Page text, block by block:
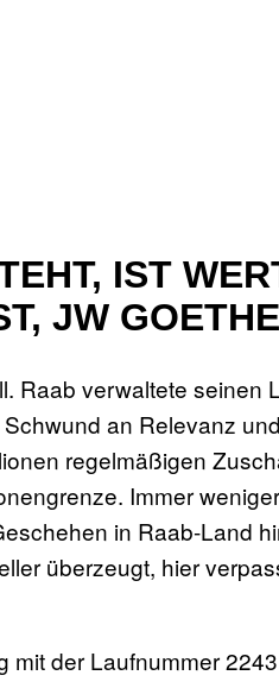
IST
JW
Raab verwaltete seinen
an Relevanz
regelmäßigen
Immer
in Raab-Land
überzeugt, hier
der Laufnummer